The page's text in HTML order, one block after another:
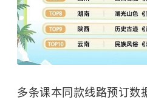
多条课本同款线路预订数